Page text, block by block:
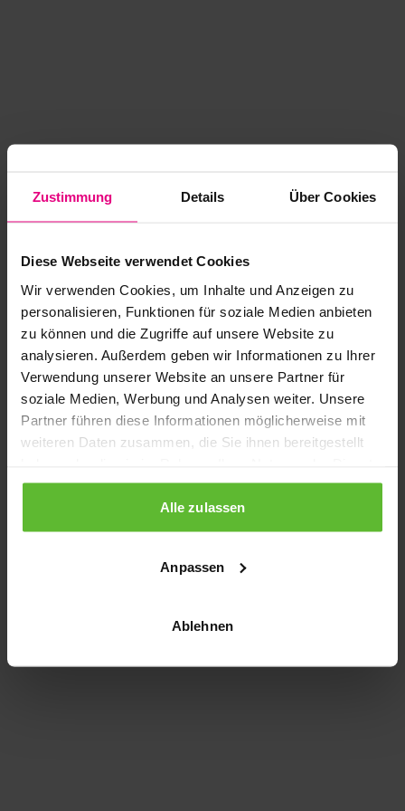
Zustimmung Details Über Cookies
Diese Webseite verwendet Cookies
Wir verwenden Cookies, um Inhalte und Anzeigen zu
personalisieren, Funktionen für soziale Medien anbieten
zu können und die Zugriffe auf unsere Website zu
analysieren. Außerdem geben wir Informationen zu Ihrer
Verwendung unserer Website an unsere Partner für
soziale Medien, Werbung und Analysen weiter. Unsere
Partner führen diese Informationen möglicherweise mit
weiteren Daten zusammen, die Sie ihnen bereitgestellt
gesammelt haben.
Alle zulassen
Anpassen
Ablehnen
Application error: a client-side exception has occurred
loading www.kurzwego.de (see the browser console for more
information).